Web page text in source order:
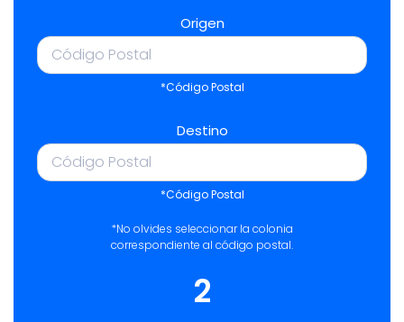
Origen
*Código Postal
Destino
*Código Postal
*No olvides seleccionar la colonia
correspondiente al código postal.
2